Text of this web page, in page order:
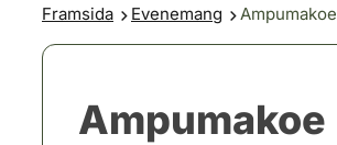
Framsida Evenemang Ampumakoe
Ampumakoe